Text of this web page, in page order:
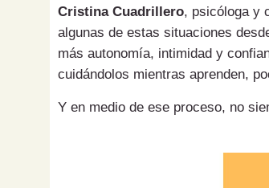
Cristina Cuadrillero, psicóloga y
algunas de estas situaciones
más autonomía, intimidad y
cuidándolos mientras aprenden,
Y en medio de ese proceso, no